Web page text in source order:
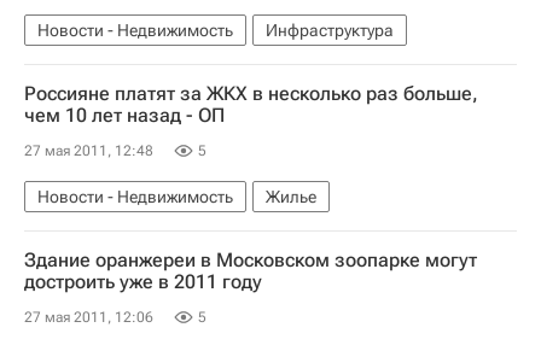
Новости - Недвижимость Инфраструктура
Россияне платят за ЖКХ в несколько раз больше,
чем 10 лет назад - ОП
27 мая 2011, 12:48 5
Новости - Недвижимость Жилье
Здание оранжереи в Московском зоопарке могут
достроить уже в 2011 году
27 мая 2011, 12:06 5